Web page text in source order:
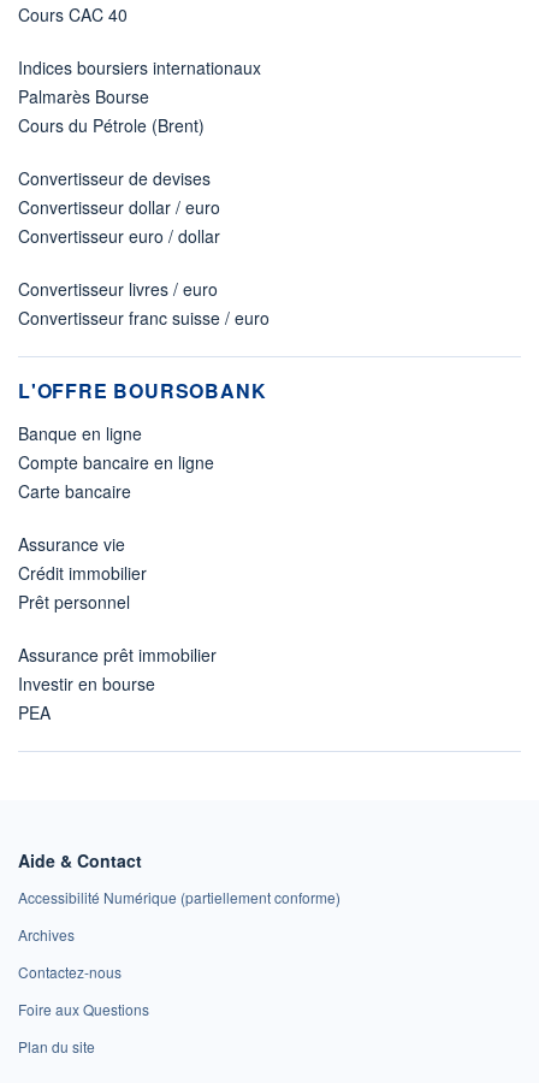
Cours CAC 40
Indices boursiers internationaux
Palmarès Bourse
Cours du Pétrole (Brent)
Convertisseur de devises
Convertisseur dollar / euro
Convertisseur euro / dollar
Convertisseur livres / euro
Convertisseur franc suisse / euro
L'OFFRE BOURSOBANK
Banque en ligne
Compte bancaire en ligne
Carte bancaire
Assurance vie
Crédit immobilier
Prêt personnel
Assurance prêt immobilier
Investir en bourse
PEA
Aide & Contact
Accessibilité Numérique (partiellement conforme)
Archives
Contactez-nous
Foire aux Questions
Plan du site